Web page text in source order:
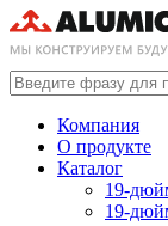
Компания
О продукте
Каталог
19-
19-